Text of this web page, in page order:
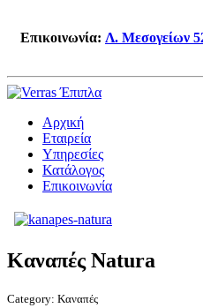
Επικοινωνία: Λ. Μεσογείων
Αρχική
Εταιρεία
Υπηρεσίες
Κατάλογος
Επικοινωνία
Καναπές Natura
Category: Καναπές